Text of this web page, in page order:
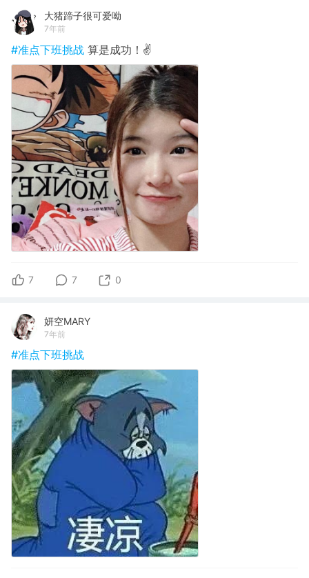
大猪蹄子很可爱呦
7年前
#准点下班挑战 算是成功！✌️
7 7 0
妍空MARY
7年前
#准点下班挑战